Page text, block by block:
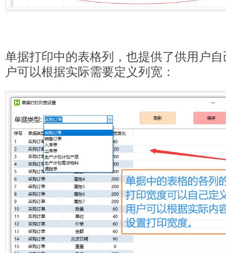
单据打印中的表格列，也提供了供用户
户可以根据实际需要定义列宽：